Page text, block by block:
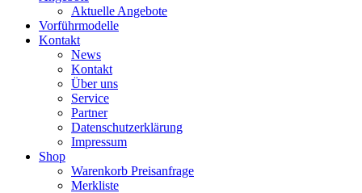
Aktuelle Angebote
Vorführmodelle
Kontakt
News
Kontakt
Über uns
Service
Partner
Datenschutzerklärung
Impressum
Shop
Warenkorb Preisanfrage
Merkliste